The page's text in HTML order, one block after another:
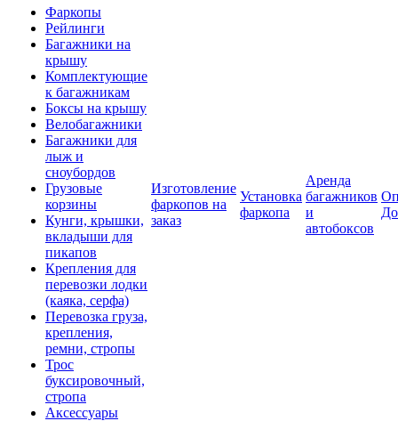
Фаркопы
Рейлинги
Багажники на
крышу
Комплектующие
к багажникам
Боксы на крышу
Велобагажники
Багажники для
лыж и
сноубордов
Грузовые
корзины
Кунги, крышки,
вкладыши для
пикапов
Крепления для
перевозки лодки
(каяка, серфа)
Перевозка груза,
крепления,
ремни, стропы
Трос
буксировочный,
стропа
Аксессуары
Изготовление
фаркопов на
заказ
Установка
фаркопа
Аренда
багажников
и
автобоксов